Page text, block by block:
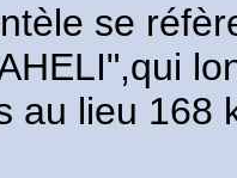
se
au lieu 168